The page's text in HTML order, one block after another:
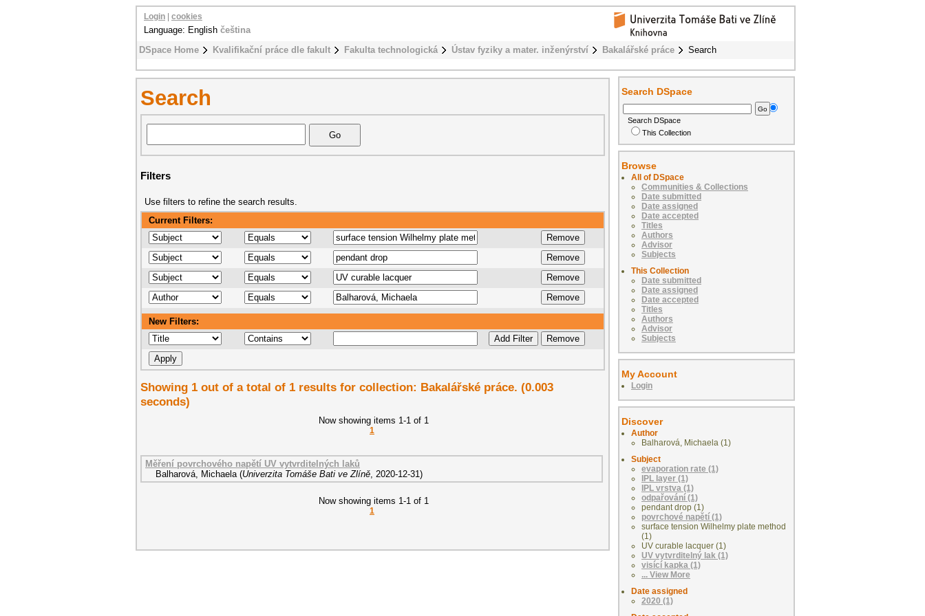
DSpace Home Kvalifikační práce dle fakult Fakulta technologická Ústav fyziky a mater. inženýrství Bakalářské práce Search
Login cookies
Language: English čeština
Search
Filters
Use filters to refine the search results.
Current Filters:
New Filters:
Showing 1 out of a total of 1 results for collection: Bakalářské práce. (0.003
seconds)
Now showing items 1-1 of 1
1
Měření povrchového napětí UV vytvrditelných laků
Balharová, Michaela (Univerzita Tomáše Bati ve Zlíně, 2020-12-31)
Now showing items 1-1 of 1
1
Search DSpace
Search DSpace
This Collection
Browse
All of DSpace
Communities & Collections
Date submitted
Date assigned
Date accepted
Titles
Authors
Advisor
Subjects
This Collection
Date submitted
Date assigned
Date accepted
Titles
Authors
Advisor
Subjects
My Account
Login
Discover
Author
Balharová, Michaela (1)
Subject
evaporation rate (1)
IPL layer (1)
IPL vrstva (1)
odpařování (1)
pendant drop (1)
povrchové napětí (1)
surface tension Wilhelmy plate method
(1)
UV curable lacquer (1)
UV vytvrditelný lak (1)
visící kapka (1)
... View More
Date assigned
2020 (1)